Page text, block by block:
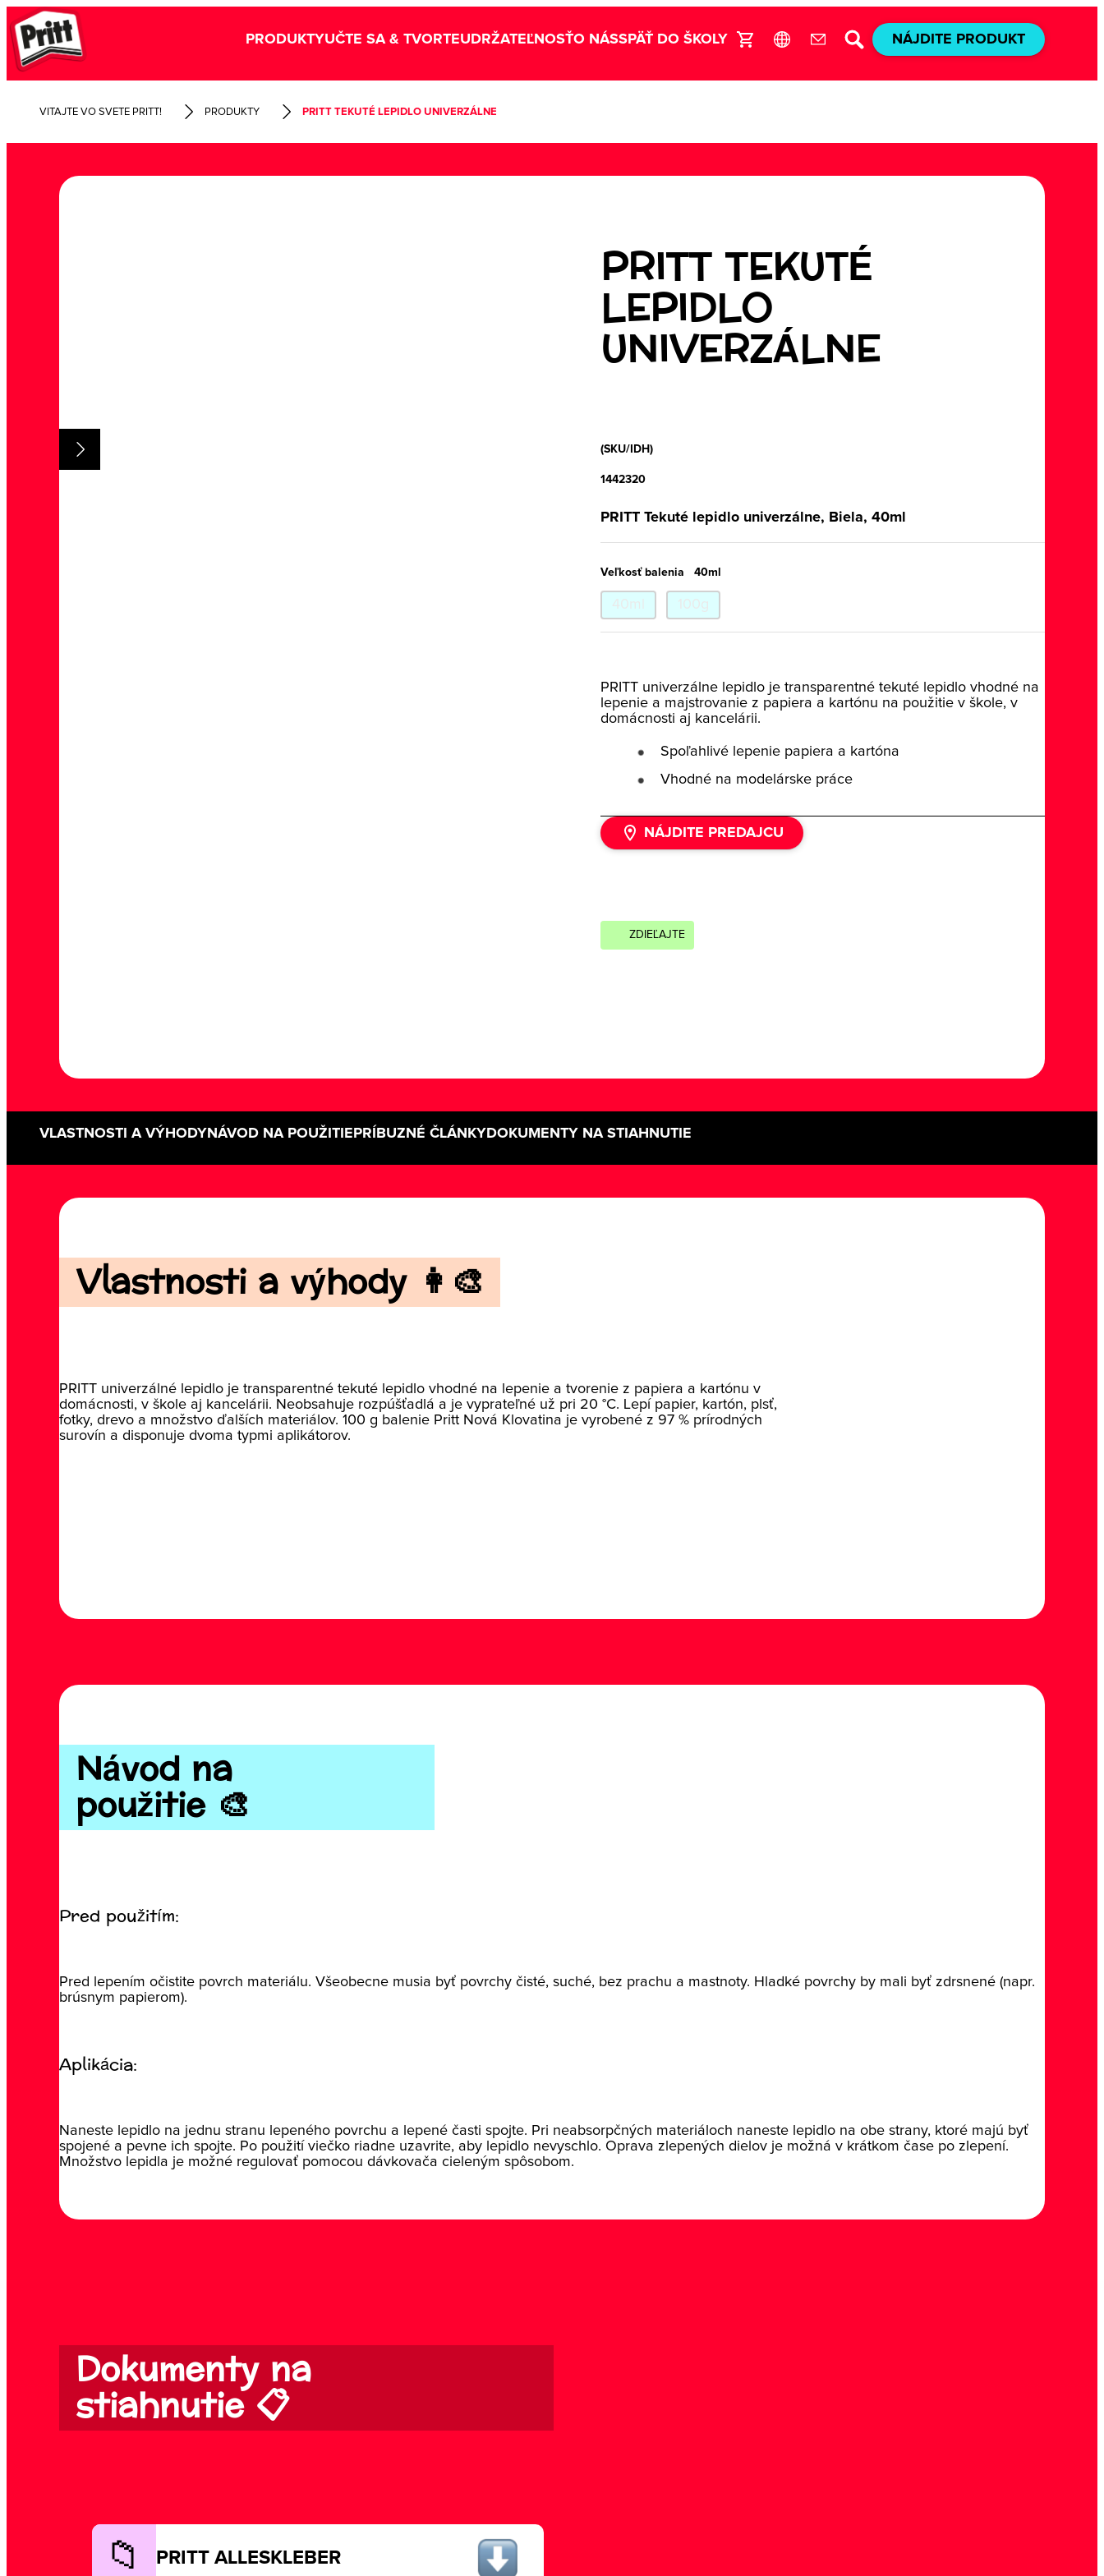
PRODUKTYUČTE SA & TVORTEUDRŽATEĽNOSŤO NÁSSPÄŤ DO ŠKOLY NÁJDITE PRODUKT
VITAJTE VO SVETE PRITT! PRODUKTY PRITT TEKUTÉ LEPIDLO UNIVERZÁLNE
PRITT TEKUTÉ
LEPIDLO
UNIVERZÁLNE
(SKU/IDH)
1442320
PRITT Tekuté lepidlo univerzálne, Biela, 40ml
Veľkosť balenia 40ml
PRITT univerzálne lepidlo je transparentné tekuté lepidlo vhodné na
lepenie a majstrovanie z papiera a kartónu na použitie v škole, v
domácnosti aj kancelárii.
Spoľahlivé lepenie papiera a kartóna
Vhodné na modelárske práce
NÁJDITE PREDAJCU
ZDIEĽAJTE
VLASTNOSTI A VÝHODYNÁVOD NA POUŽITIE PRÍBUZNÉ ČLÁNKYDOKUMENTY NA STIAHNUTIE
Vlastnosti a výhody 👩‍🎨
PRITT univerzálné lepidlo je transparentné tekuté lepidlo vhodné na lepenie a tvorenie z papiera a kartónu v
domácnosti, v škole aj kancelárii. Neobsahuje rozpúšťadlá a je vyprateľné už pri 20 °C. Lepí papier, kartón, plsť,
fotky, drevo a množstvo ďalších materiálov. 100 g balenie Pritt Nová Klovatina je vyrobené z 97 % prírodných
surovín a disponuje dvoma typmi aplikátorov.
Návod na
použitie 🎨
Pred použitím:
Pred lepením očistite povrch materiálu. Všeobecne musia byť povrchy čisté, suché, bez prachu a mastnoty. Hladké povrchy by mali byť zdrsnené (napr.
brúsnym papierom).
Aplikácia:
Naneste lepidlo na jednu stranu lepeného povrchu a lepené časti spojte. Pri neabsorpčných materiáloch naneste lepidlo na obe strany, ktoré majú byť
spojené a pevne ich spojte. Po použití viečko riadne uzavrite, aby lepidlo nevyschlo. Oprava zlepených dielov je možná v krátkom čase po zlepení.
Množstvo lepidla je možné regulovať pomocou dávkovača cieleným spôsobom.
Dokumenty na
stiahnutie 📋
PRITT ALLESKLEBER